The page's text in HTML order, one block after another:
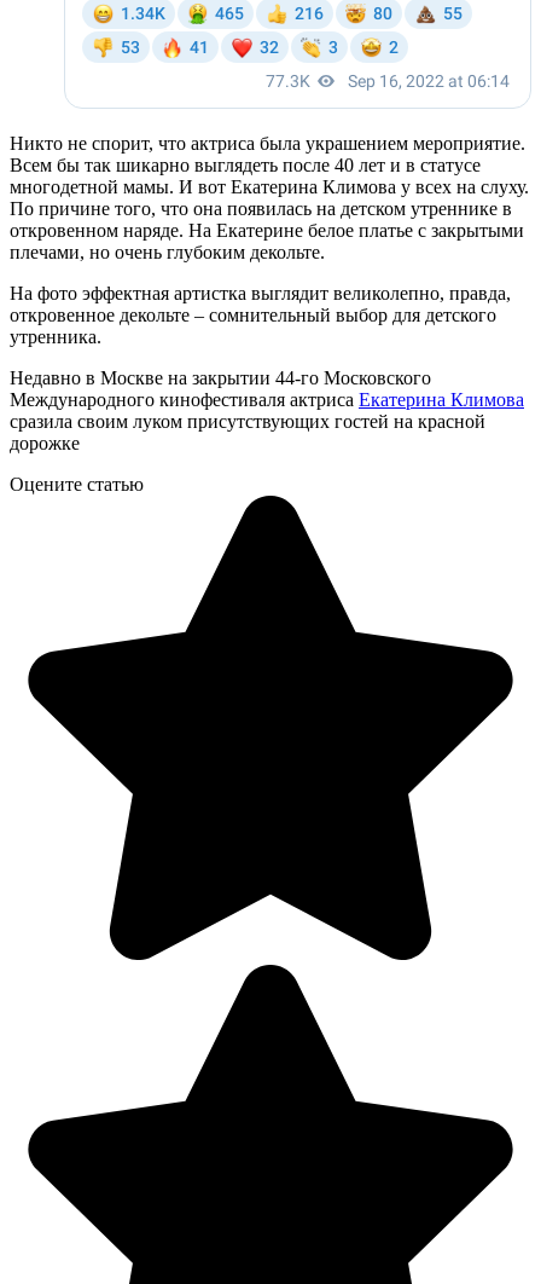
Никто не спорит, что актриса была украшением мероприятие.
Всем бы так шикарно выглядеть после 40 лет и в статусе
многодетной мамы. И вот Екатерина Климова у всех на слуху.
По причине того, что она появилась на детском утреннике в
откровенном наряде. На Екатерине белое платье с закрытыми
плечами, но очень глубоким декольте.
На фото эффектная артистка выглядит великолепно, правда,
откровенное декольте – сомнительный выбор для детского
утренника.
Недавно в Москве на закрытии 44-го Московского
Международного кинофестиваля актриса Екатерина Климова
сразила своим луком присутствующих гостей на красной
дорожке
Оцените статью